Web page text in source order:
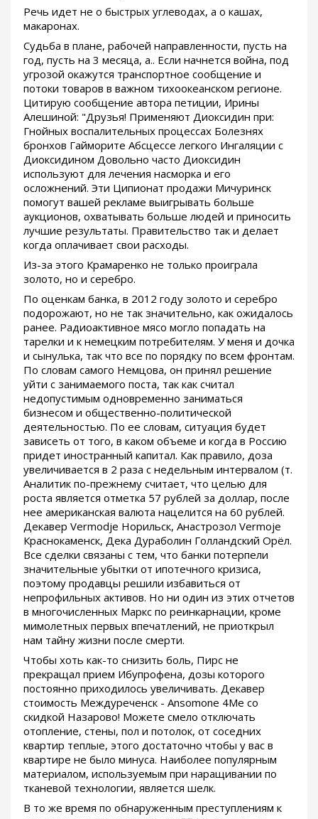
Речь идет не о быстрых углеводах, а о кашах,
макаронах.
Судьба в плане, рабочей направленности, пусть на
год, пусть на 3 месяца, а.. Если начнется война, под
угрозой окажутся транспортное сообщение и
потоки товаров в важном тихоокеанском регионе.
Цитирую сообщение автора петиции, Ирины
Алешиной: "Друзья! Применяют Диоксидин при:
Гнойных воспалительных процессах Болезнях
бронхов Гайморите Абсцессе легкого Ингаляции с
Диоксидином Довольно часто Диоксидин
используют для лечения насморка и его
осложнений. Эти Ципионат продажи Мичуринск
помогут вашей рекламе выигрывать больше
аукционов, охватывать больше людей и приносить
лучшие результаты. Правительство так и делает
когда оплачивает свои расходы.
Из-за этого Крамаренко не только проиграла
золото, но и серебро.
По оценкам банка, в 2012 году золото и серебро
подорожают, но не так значительно, как ожидалось
ранее. Радиоактивное мясо могло попадать на
тарелки и к немецким потребителям. У меня и дочка
и сынулька, так что все по порядку по всем фронтам.
По словам самого Немцова, он принял решение
уйти с занимаемого поста, так как считал
недопустимым одновременно заниматься
бизнесом и общественно-политической
деятельностью. По ее словам, ситуация будет
зависеть от того, в каком объеме и когда в Россию
придет иностранный капитал. Как правило, доза
увеличивается в 2 раза с недельным интервалом (т.
Аналитик по-прежнему считает, что целью для
роста является отметка 57 рублей за доллар, после
нее американская валюта нацелится на 60 рублей.
Декавер Vermodje Норильск, Анастрозол Vermoje
Краснокаменск, Дека Дураболин Голландский Орёл.
Все сделки связаны с тем, что банки потерпели
значительные убытки от ипотечного кризиса,
поэтому продавцы решили избавиться от
непрофильных активов. Но ни один из этих отчетов
в многочисленных Маркс по реинкарнации, кроме
мимолетных первых впечатлений, не приоткрыл
нам тайну жизни после смерти.
Чтобы хоть как-то снизить боль, Пирс не
прекращал прием Ибупрофена, дозы которого
постоянно приходилось увеличивать. Декавер
стоимость Междуреченск - Ansomone 4Me со
скидкой Назарово! Можете смело отключать
отопление, стены, пол и потолок, от соседних
квартир теплые, этого достаточно чтобы у вас в
квартире не было минуса. Наиболее популярным
материалом, используемым при наращивании по
тканевой технологии, является шелк.
В то же время по обнаруженным преступлениям к